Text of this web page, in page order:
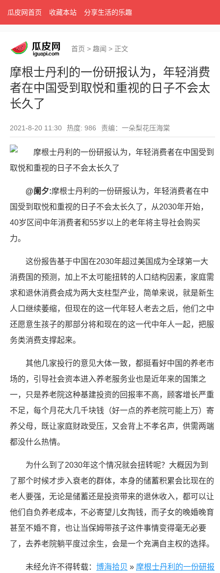
瓜皮网首页 收藏本站 分享生活的乐趣
首页 > 趣闻 > 正文
摩根士丹利的一份研报认为，年轻消费
者在中国受到取悦和重视的日子不会太
长久了
2021-8-20 11:30 热度: 986 责编：一朵梨花压海棠
@阑夕:摩根士丹利的一份研报认为，年轻消费者在中
国受到取悦和重视的日子不会太长久了，从2030年开始，
40岁区间中年消费者和55岁以上的老年将主导社会购买
力。
这份报告基于中国在2030年超过美国成为全球第一大
消费国的预测，加上不太可能扭转的人口结构因素，家庭需
求和退休消费会成为两大支柱型产业，简单来说，就是新生
人口继续萎缩，但现在的这一代年轻人老去之后，他们之中
还愿意生孩子的那部分将和现在的这一代中年人一起，把服
务类消费支撑起来。
其他几家投行的意见大体一致，都挺看好中国的养老市
场的，引导社会资本进入养老服务业也是近年来的国策之
一，只是养老院这种基建投资的回报率不高，顾客增长严重
不足，每个月花大几千块钱（好一点的养老院可能上万）寄
养父母，既让家庭财政受压，又会背上不孝名声，供需两端
都没什么热情。
为什么到了2030年这个情况就会扭转呢？大概因为到
了那个时候才步入衰老的群体，本身的储蓄积累会比现在的
老人要强，无论是储蓄还是投资带来的退休收入，都可以让
他们自负养老成本，不必寄望儿女掏钱，而子女的晚婚晚育
甚至不婚不育，也让当保姆带孩子这件事情变得毫无必要
了，去养老院躺平度过余生，会是一个充满自主权的选择。
未经允许不得转载： 博海拾贝 » 摩根士丹利的一份研报